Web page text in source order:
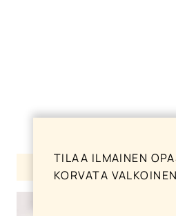
TILAA ILMAINEN
KORVATA